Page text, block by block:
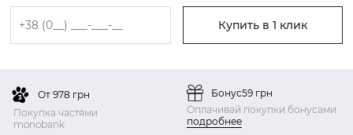
Купить в 1 клик
От 978 грн
Покупка частями
monobank
Бонус59 грн
Оплачивай покупки бонусами
подробнее